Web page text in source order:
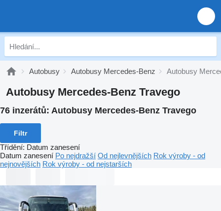
Autobusy Autobusy Mercedes-Benz Autobusy
Autobusy Mercedes-Benz Travego
76 inzerátů: Autobusy Mercedes-Benz Travego
Filtr
Třídění: Datum zanesení
Datum zanesení Po nejdražší Od nejlevnějších Rok výroby - od
nejnovějších Rok výroby - od nejstarších